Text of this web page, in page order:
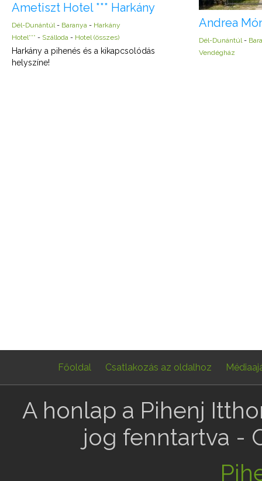
Ametiszt Hotel *** Harkány
Dél-Dunántúl- Baranya - Harkány
Hotel*** - Szálloda - Hotel (összes)
Harkány a pihenés és a kikapcsolódás
helyszíne!
Andrea
Dél-Dunántúl-
Vendégház
Főoldal Csatlakozás az oldalhoz
A honlap a Pihenj
jog fenntartva -